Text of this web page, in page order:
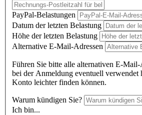
PayPal-Belastungen
Datum der letzten Belastung
Höhe der letzten Belastung
Alternative E-Mail-Adressen
Führen Sie bitte alle alternativen E-Mail-
bei der Anmeldung eventuell verwendet
Konto leichter finden können.
Warum kündigen Sie?
Ich bin...